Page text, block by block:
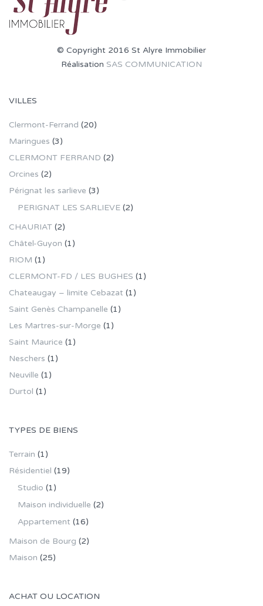
© Copyright 2016 St Alyre Immobilier
Réalisation SAS COMMUNICATION
VILLES
Clermont-Ferrand (20)
Maringues (3)
CLERMONT FERRAND (2)
Orcines (2)
Pérignat les sarlieve (3)
PERIGNAT LES SARLIEVE (2)
CHAURIAT (2)
Châtel-Guyon (1)
RIOM (1)
CLERMONT-FD / LES BUGHES (1)
Chateaugay – limite Cebazat (1)
Saint Genès Champanelle (1)
Les Martres-sur-Morge (1)
Saint Maurice (1)
Neschers (1)
Neuville (1)
Durtol (1)
TYPES DE BIENS
Terrain (1)
Résidentiel (19)
Studio (1)
Maison individuelle (2)
Appartement (16)
Maison de Bourg (2)
Maison (25)
ACHAT OU LOCATION